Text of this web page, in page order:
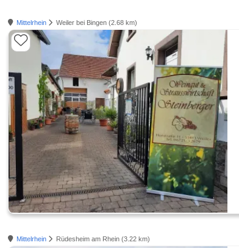
Mittelrhein Weiler bei Bingen (2.68 km)
Mittelrhein Rüdesheim am Rhein (3.22 km)